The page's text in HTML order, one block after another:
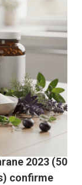
2023 (50
confirme